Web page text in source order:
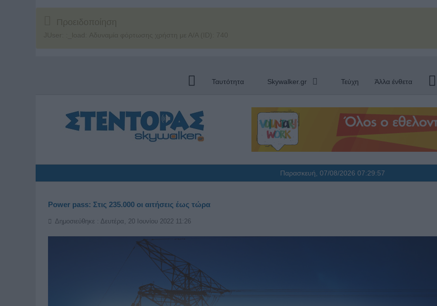
Προειδοποίηση
JUser: :_load: Αδυναμία φόρτωσης χρήστη με Α/Α (ID): 740
Ταυτότητα Skywalker.gr Τεύχη Άλλα ένθετα
Παρασκευή, 07/08/2026 07:29:58
Power pass: Στις 235.000 οι αιτήσεις έως τώρα
Δημοσιεύθηκε : Δευτέρα, 20 Ιουνίου 2022 11:26